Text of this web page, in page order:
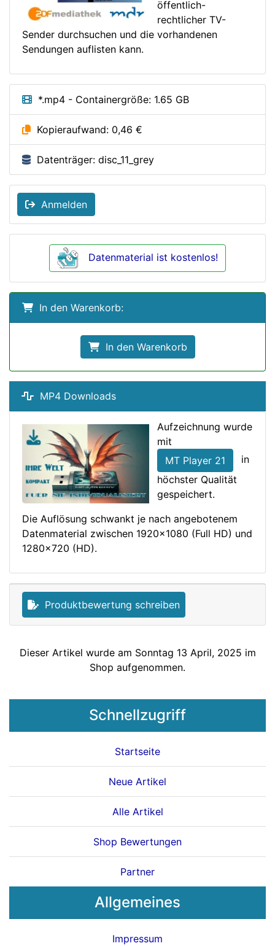
öffentlich-
rechtlicher TV-
Sender durchsuchen und die vorhandenen
Sendungen auflisten kann.
*.mp4 - Containergröße: 1.65 GB
Kopieraufwand: 0,46 €
Datenträger: disc_11_grey
Anmelden
Datenmaterial ist kostenlos!
In den Warenkorb:
In den Warenkorb
MP4 Downloads
Aufzeichnung wurde
mit
MT Player 21
in
höchster Qualität
gespeichert.
Die Auflösung schwankt je nach angebotenem
Datenmaterial zwischen 1920x1080 (Full HD) und
1280x720 (HD).
Produktbewertung schreiben
Dieser Artikel wurde am Sonntag 13 April, 2025 im
Shop aufgenommen.
Schnellzugriff
Startseite
Neue Artikel
Alle Artikel
Shop Bewertungen
Partner
Allgemeines
Impressum